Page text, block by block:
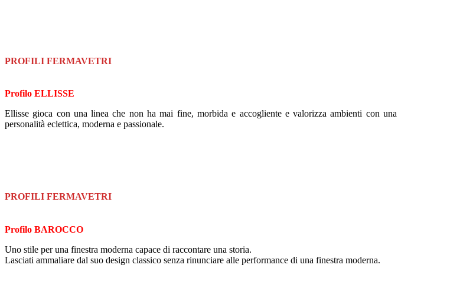
PROFILI FERMAVETRI
Profilo ELLISSE
Ellisse gioca con una linea che non ha mai fine, morbida e accogliente e valorizza ambienti con una
personalità eclettica, moderna e passionale.
PROFILI FERMAVETRI
Profilo BAROCCO
Uno stile per una finestra moderna capace di raccontare una storia.
Lasciati ammaliare dal suo design classico senza rinunciare alle performance di una finestra moderna.